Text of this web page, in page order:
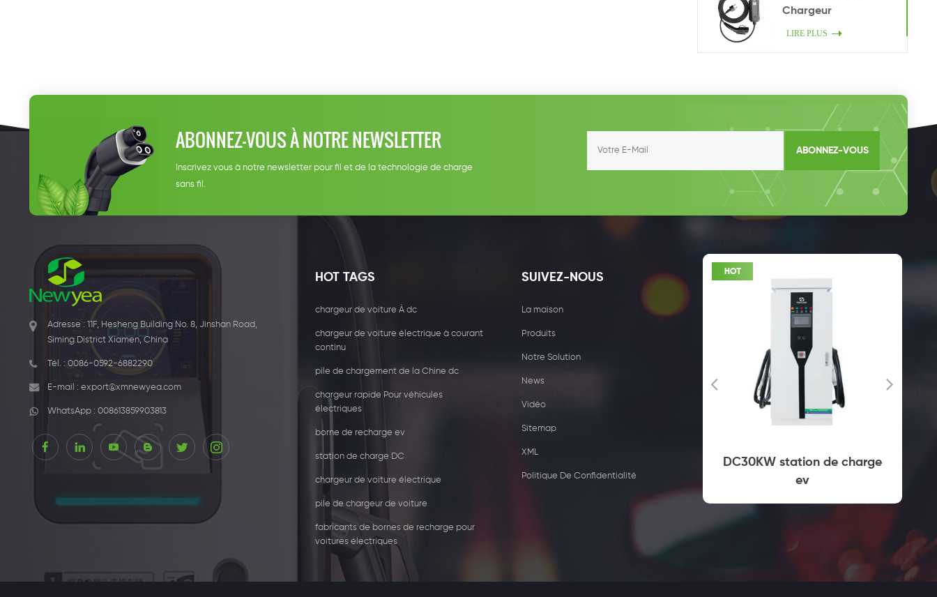
Chargeur
LIRE PLUS
ABONNEZ-VOUS À NOTRE NEWSLETTER
Inscrivez vous à notre newsletter pour fil et de la technologie de charge
sans fil.
ABONNEZ-VOUS
Adresse : 11F, Hesheng Building No. 8, Jinshan Road,
Siming District Xiamen, China
Tél. : 0086-0592-6882290
E-mail : export@xmnewyea.com
WhatsApp : 008613859903813
HOT TAGS
chargeur de voiture À dc
chargeur de voiture électrique à courant
continu
pile de chargement de la Chine dc
chargeur rapide Pour véhicules
électriques
borne de recharge ev
station de charge DC
chargeur de voiture électrique
pile de chargeur de voiture
fabricants de bornes de recharge pour
voitures électriques
SUIVEZ-NOUS
La maison
Produits
Notre Solution
News
Vidéo
Sitemap
XML
Politique De Confidentialité
15W récepteur de chargeur
sans fil
avec deux type2 prise
DC30KW station de charge
ev